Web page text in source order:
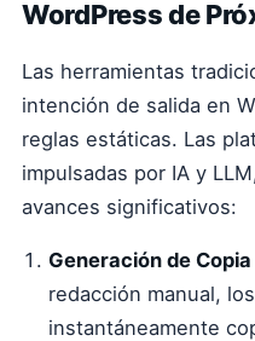
WordPress de
Las herramientas
intención de salida en
reglas estáticas. Las
impulsadas por IA y
avances significativos:
Generación de
redacción manual,
instantáneamente